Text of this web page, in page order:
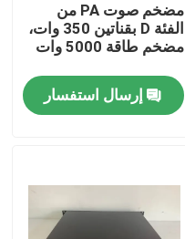
مضخم صوت PA من
الفئة D بقناتين 350 وات،
مضخم طاقة 5000 وات
إرسال استفسار